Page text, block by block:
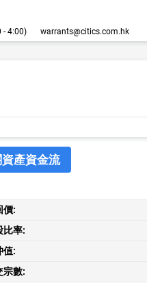
- 4:00)
warrants@citics.com.hk
產資金流
價:
比率:
值:
宗數: